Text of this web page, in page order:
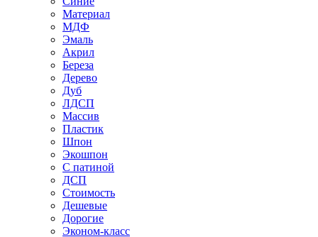
Материал
МДФ
Эмаль
Акрил
Береза
Дерево
Дуб
ЛДСП
Массив
Пластик
Шпон
Экошпон
С патиной
ДСП
Стоимость
Дешевые
Дорогие
Эконом-класс